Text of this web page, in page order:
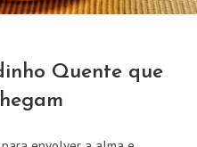
Quente que